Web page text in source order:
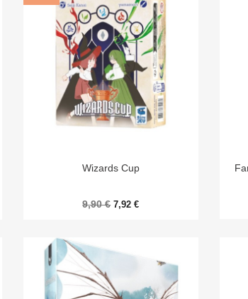
Aperçu rapide
Wizards Cup
9,90 € 7,92 €